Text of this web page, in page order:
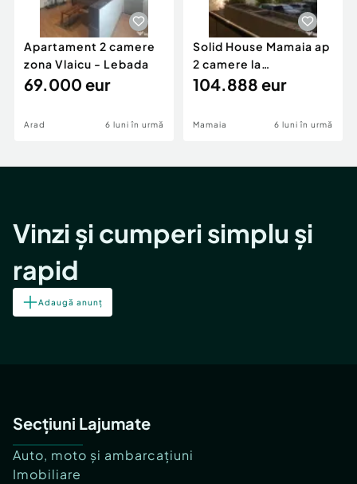
Apartament 2 camere
zona Vlaicu - Lebada
69.000 eur
Arad 6 luni în urmă
Solid House Mamaia ap
2 camere la
cheie,langa Mega
104.888 eur
Mamaia 6 luni în urmă
Vinzi și cumperi simplu și
rapid
Adaugă anunț
Secțiuni Lajumate
Auto, moto și ambarcațiuni
Imobiliare